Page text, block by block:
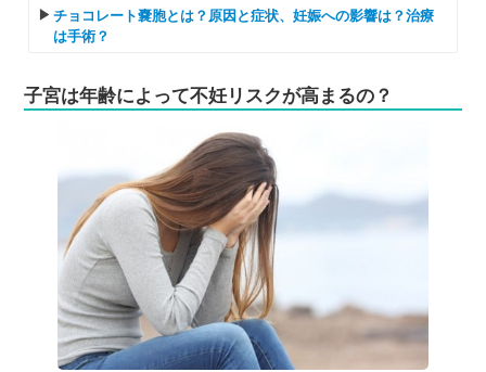
チョコレート嚢胞とは？原因と症状、妊娠への影響は？治療
は手術？
子宮は年齢によって不妊リスクが高まるの？